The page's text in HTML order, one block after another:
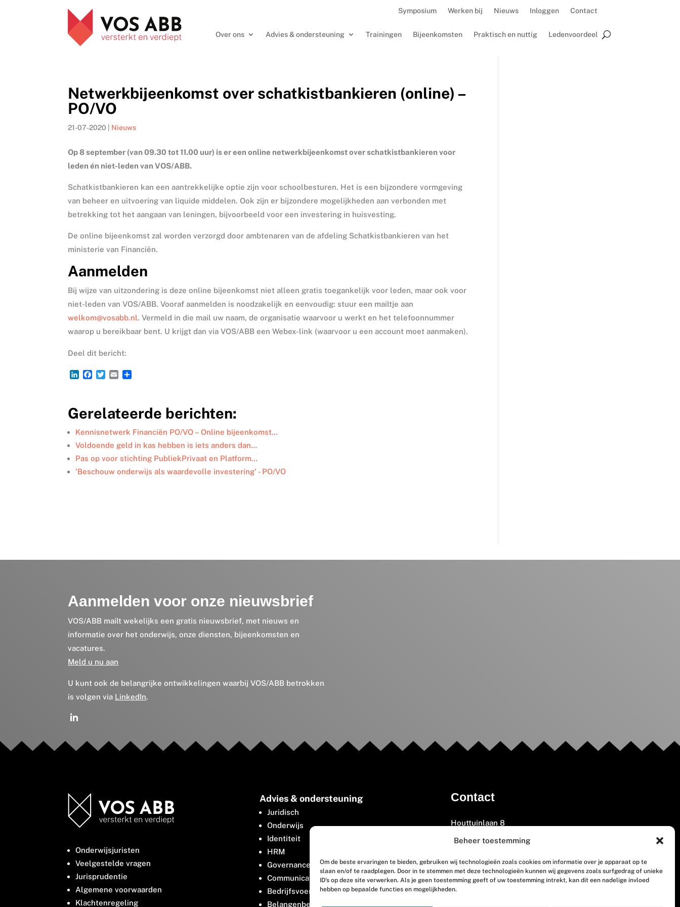
Beheer toestemming
Om de beste ervaringen te bieden, gebruiken wij technologieën zoals cookies om informatie over je apparaat op te
slaan en/of te raadplegen. Door in te stemmen met deze technologieën kunnen wij gegevens zoals surfgedrag of unieke
ID's op deze site verwerken. Als je geen toestemming geeft of uw toestemming intrekt, kan dit een nadelige invloed
hebben op bepaalde functies en mogelijkheden.
Symposium Werken bij Nieuws Inloggen Contact
Over ons Advies & ondersteuning Trainingen Bijeenkomsten Praktisch en nuttig Ledenvoordeel
Netwerkbijeenkomst over schatkistbankieren (online) –
PO/VO
21-07-2020 Nieuws
Op 8 september (van 09.30 tot 11.00 uur) is er een online netwerkbijeenkomst over schatkistbankieren voor
leden én niet-leden van VOS/ABB.
Schatkistbankieren kan een aantrekkelijke optie zijn voor schoolbesturen. Het is een bijzondere vormgeving
van beheer en uitvoering van liquide middelen. Ook zijn er bijzondere mogelijkheden aan verbonden met
betrekking tot het aangaan van leningen, bijvoorbeeld voor een investering in huisvesting.
De online bijeenkomst zal worden verzorgd door ambtenaren van de afdeling Schatkistbankieren van het
ministerie van Financiën.
Aanmelden
Bij wijze van uitzondering is deze online bijeenkomst niet alleen gratis toegankelijk voor leden, maar ook voor
niet-leden van VOS/ABB. Vooraf aanmelden is noodzakelijk en eenvoudig: stuur een mailtje aan
welkom@vosabb.nl. Vermeld in die mail uw naam, de organisatie waarvoor u werkt en het telefoonnummer
waarop u bereikbaar bent. U krijgt dan via VOS/ABB een Webex-link (waarvoor u een account moet aanmaken).
Deel dit bericht:
L
e
d
I
n
F
b
o
o
k
T
t
e
r
E
l
n
Gerelateerde berichten:
Kennisnetwerk Financiën PO/VO – Online bijeenkomst…
Voldoende geld in kas hebben is iets anders dan…
Pas op voor stichting PubliekPrivaat en Platform…
'Beschouw onderwijs als waardevolle investering' - PO/VO
Aanmelden voor onze nieuwsbrief
VOS/ABB mailt wekelijks een gratis nieuwsbrief, met nieuws en
informatie over het onderwijs, onze diensten, bijeenkomsten en
vacatures.
Meld u nu aan
U kunt ook de belangrijke ontwikkelingen waarbij VOS/ABB betrokken
is volgen via LinkedIn.
Onderwijsjuristen
Veelgestelde vragen
Jurisprudentie
Algemene voorwaarden
Klachtenregeling
Advies & ondersteuning
Juridisch
Onderwijs
Identiteit
HRM
Governance
Communicatie
Bedrijfsvoering
Belangenbehartiging
Contact
Houttuinlaan 8
3447 GM Woerden
(0348) 405 200
welkom@vosabb.nl
Privacy, disclaimer en copyright